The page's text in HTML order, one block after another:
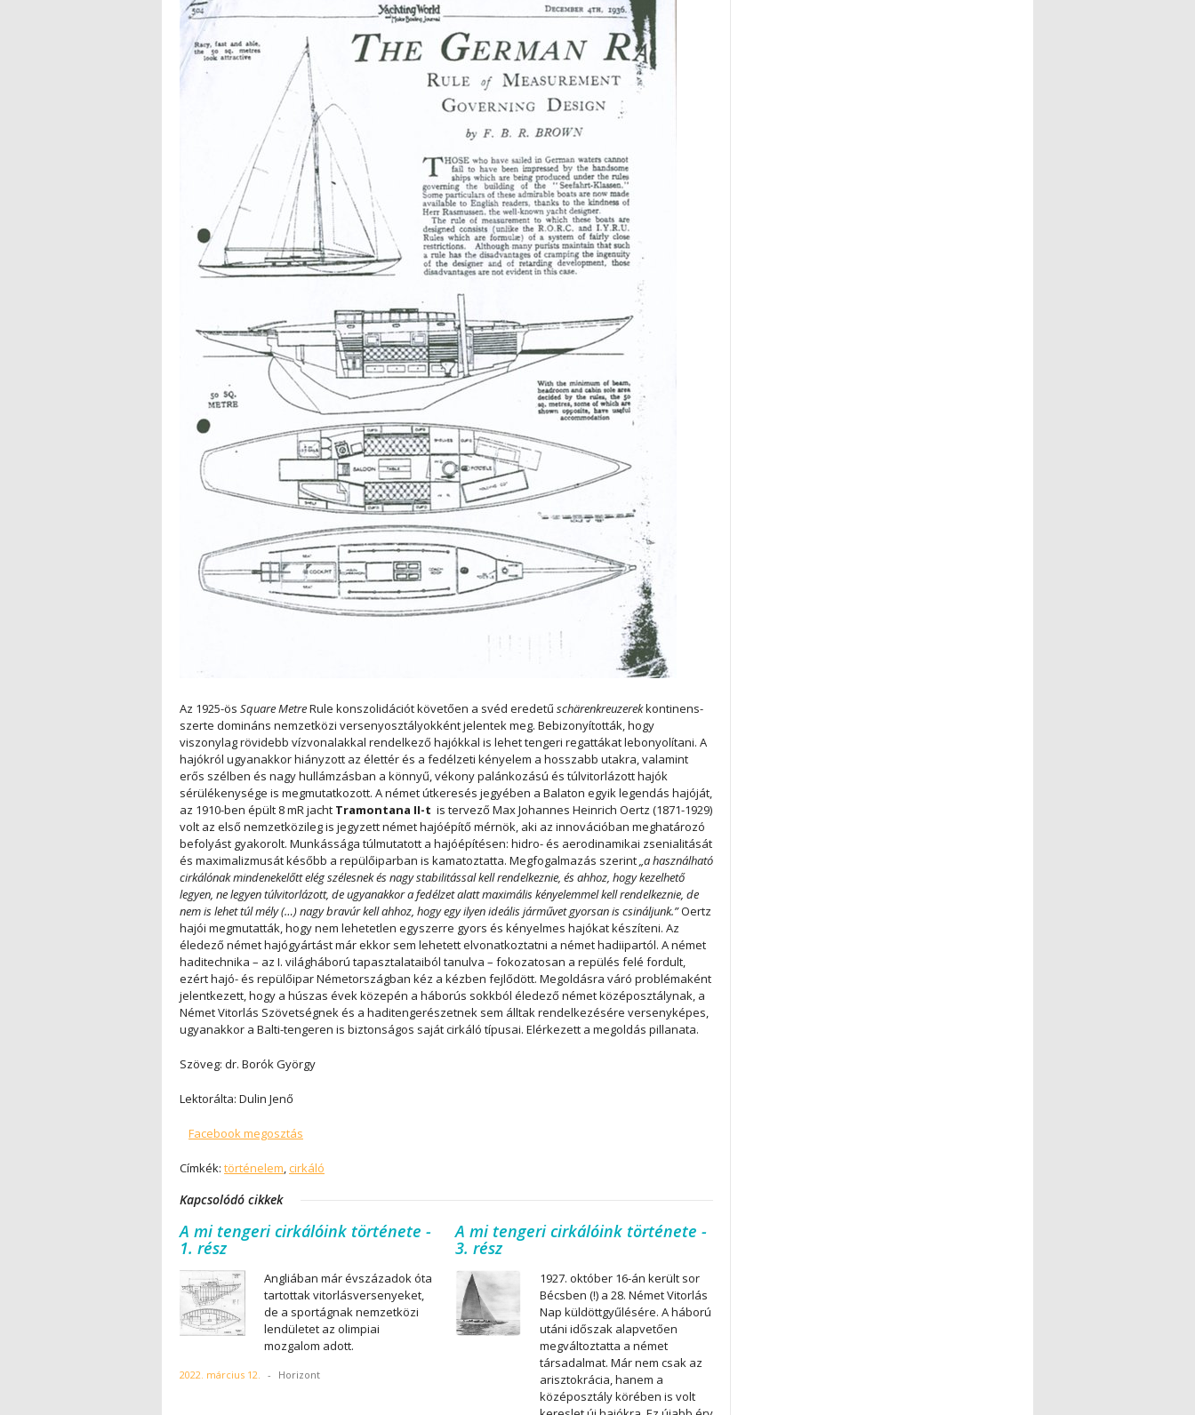
Az 1925-ös Square MetreRule konszolidációt követően a svéd eredetű schärenkreuzerekkontinens-
szerte domináns nemzetközi versenyosztályokként jelentek meg. Bebizonyították, hogy
viszonylag rövidebb vízvonalakkal rendelkező hajókkal is lehet tengeri regattákat lebonyolítani. A
hajókról ugyanakkor hiányzott az élettér és a fedélzeti kényelem a hosszabb utakra, valamint
erős szélben és nagy hullámzásban a könnyű, vékony palánkozású és túlvitorlázott hajók
sérülékenysége is megmutatkozott. A német útkeresés jegyében a Balaton egyik legendás hajóját,
az 1910-ben épült 8 mR jacht Tramontana II-t is tervező Max Johannes Heinrich Oertz (1871-1929)
volt az első nemzetközileg is jegyzett német hajóépítő mérnök, aki az innovációban meghatározó
befolyást gyakorolt. Munkássága túlmutatott a hajóépítésen: hidro- és aerodinamikai zsenialitását
és maximalizmusát később a repülőiparban is kamatoztatta. Megfogalmazás szerint „a használható
cirkálónak mindenekelőtt elég szélesnek és nagy stabilitással kell rendelkeznie, és ahhoz, hogy kezelhető
legyen, ne legyen túlvitorlázott, de ugyanakkor a fedélzet alatt maximális kényelemmel kell rendelkeznie, de
nem is lehet túl mély (…) nagy bravúr kell ahhoz, hogy egy ilyen ideális járművet gyorsan is csináljunk.”Oertz
hajói megmutatták, hogy nem lehetetlen egyszerre gyors és kényelmes hajókat készíteni. Az
éledező német hajógyártást már ekkor sem lehetett elvonatkoztatni a német hadiipartól. A német
haditechnika – az I. világháború tapasztalataiból tanulva – fokozatosan a repülés felé fordult,
ezért hajó- és repülőipar Németországban kéz a kézben fejlődött. Megoldásra váró problémaként
jelentkezett, hogy a húszas évek közepén a háborús sokkból éledező német középosztálynak, a
Német Vitorlás Szövetségnek és a haditengerészetnek sem álltak rendelkezésére versenyképes,
ugyanakkor a Balti-tengeren is biztonságos saját cirkáló típusai. Elérkezett a megoldás pillanata.
Szöveg: dr. Borók György
Lektorálta: Dulin Jenő
Facebook megosztás
Címkék: történelem cirkáló
Kapcsolódó cikkek
A mi tengeri cirkálóink története -
1. rész
Angliában már évszázadok óta
tartottak vitorlásversenyeket,
de a sportágnak nemzetközi
lendületet az olimpiai
mozgalom adott.
2022. március 12. - Horizont
A mi tengeri cirkálóink története -
3. rész
1927. október 16-án került sor
Bécsben (!) a 28. Német Vitorlás
Nap küldöttgyűlésére. A háború
utáni időszak alapvetően
megváltoztatta a német
társadalmat. Már nem csak az
arisztokrácia, hanem a
középosztály körében is volt